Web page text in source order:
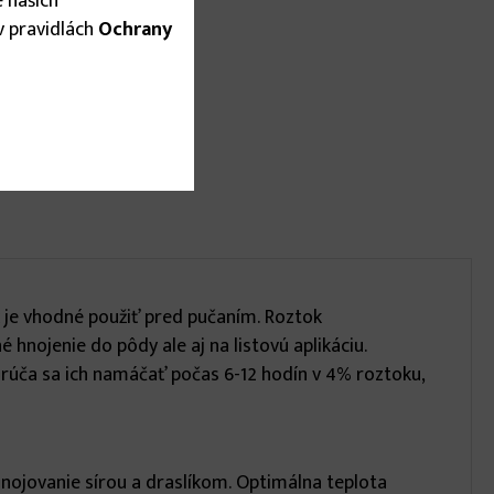
vhodné použiť pred pučaním. Roztok
hnojenie do pôdy ale aj na listovú aplikáciu.
sa ich namáčať počas 6-12 hodín v 4% roztoku,
sírou a draslíkom. Optimálna teplota
pravidláchOchrany